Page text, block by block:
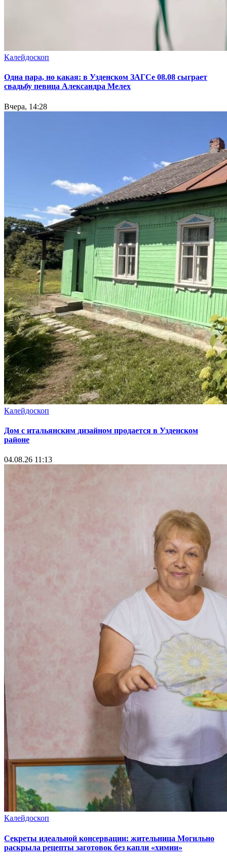
Калейдоскоп
Одна пара, но какая: в Узденском ЗАГСе 08.08 сыграет
свадьбу певица Александра Мелех
Вчера, 14:28
Калейдоскоп
Дом с итальянским дизайном продается в Узденском
районе
04.08.26 11:13
Калейдоскоп
Секреты идеальной консервации: жительница Могильно
раскрыла рецепты заготовок без капли «химии»